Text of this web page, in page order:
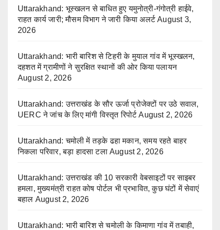
Uttarakhand: भूस्खलन से बाधित हुए यमुनोत्री-गंगोत्री हाईवे,
राहत कार्य जारी; मौसम विभाग ने जारी किया अलर्ट August 3,
2026
Uttarakhand: भारी बारिश से टिहरी के मुयाल गांव में भूस्खलन,
दहशत में ग्रामीणों ने सुरक्षित स्थानों की ओर किया पलायन
August 2, 2026
Uttarakhand: उत्तराखंड के सौर ऊर्जा प्रोजेक्टों पर उठे सवाल,
UERC ने जांच के लिए मांगी विस्तृत रिपोर्ट August 2, 2026
Uttarakhand: चमोली में तड़के ढहा मकान, समय रहते बाहर
निकला परिवार, बड़ा हादसा टला August 2, 2026
Uttarakhand: उत्तराखंड की 10 सरकारी वेबसाइटों पर साइबर
हमला, मुख्यमंत्री राहत कोष पोर्टल भी प्रभावित, कुछ घंटों में सेवाएं
बहाल August 2, 2026
Uttarakhand: भारी बारिश से चमोली के किमाणा गांव में तबाही,